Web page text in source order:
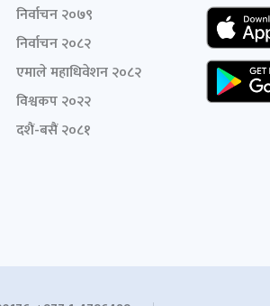
निर्वाचन २०७९
निर्वाचन २०८२
एमाले महाधिवेशन २०८२
विश्वकप २०२२
दशैं-बसैं २०८१